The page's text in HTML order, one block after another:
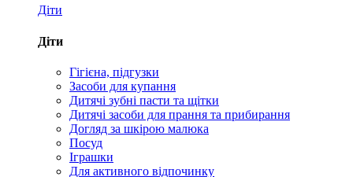
Діти
Діти
Гігієна, підгузки
Засоби для купання
Дитячі зубні пасти та щітки
Дитячі засоби для прання та прибирання
Догляд за шкірою малюка
Посуд
Іграшки
Для активного відпочинку